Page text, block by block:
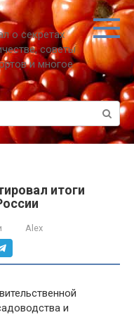
о секретах
советы
и многое
итоги
Alex
и